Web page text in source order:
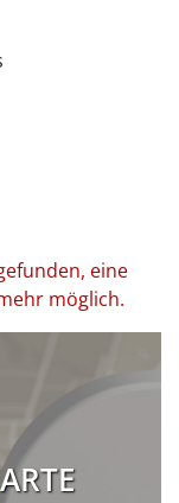
eine
möglich.